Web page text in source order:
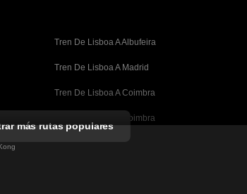
Tren De Lisboa A Albufeira
Tren De Lisboa A Madrid
Tren De Lisboa A Coimbra
Tren De Oporto A Coimbra
más rutas populares